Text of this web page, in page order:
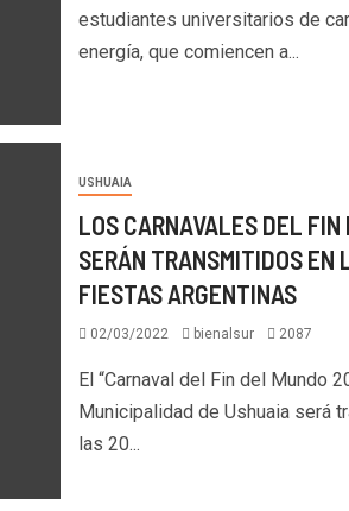
estudiantes universitarios de
energía, que comiencen a...
USHUAIA
LOS CARNAVALES DEL
SERÁN TRANSMITIDOS EN
FIESTAS ARGENTINAS
02/03/2022 bienalsur 2087
El “Carnaval del Fin del Mundo
Municipalidad de Ushuaia será
las 20...